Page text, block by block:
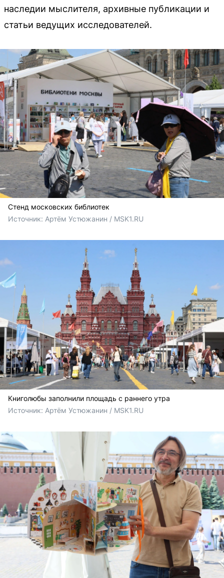
наследии мыслителя, архивные публикации и
статьи ведущих исследователей.
Стенд московских библиотек
Источник: Артём Устюжанин / MSK1.RU
Книголюбы заполнили площадь с раннего утра
Источник: Артём Устюжанин / MSK1.RU